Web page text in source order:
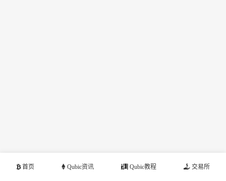
首页 Qubic资讯 Qubic教程 交易所